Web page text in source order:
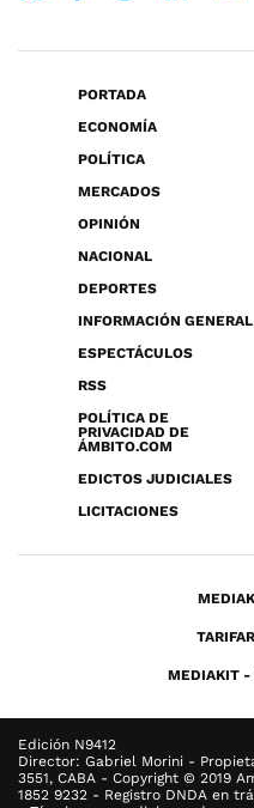
PORTADA
ECONOMÍA
POLÍTICA
MERCADOS
OPINIÓN
NACIONAL
DEPORTES
INFORMACIÓN GENERAL
ESPECTÁCULOS
RSS
POLÍTICA DE
PRIVACIDAD DE
ÁMBITO.COM
EDICTOS JUDICIALES
LICITACIONES
MEDIAKIT
Edición N9412
Director: Gabriel Morini -
3551, CABA - Copyright © 2019
1852 9232 - Registro DNDA en